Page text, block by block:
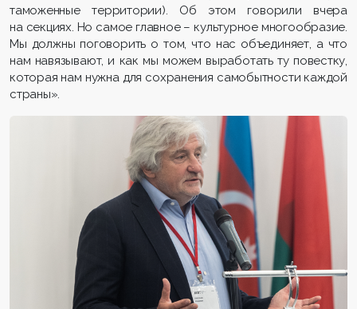
таможенные территории). Об этом говорили вчера
на секциях. Но самое главное – культурное многообразие.
Мы должны поговорить о том, что нас объединяет, а что
нам навязывают, и как мы можем выработать ту повестку,
которая нам нужна для сохранения самобытности каждой
страны».